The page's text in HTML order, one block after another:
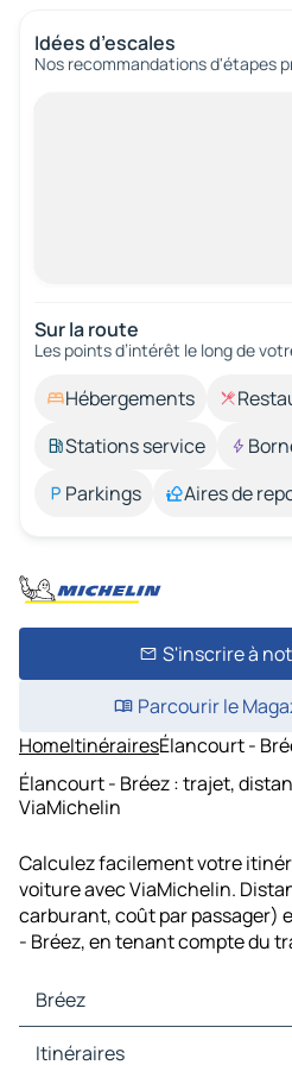
Idées d’escales
Nos recommandations d'étapes
Sur la route
Les points d’intérêt le long de
Hébergements
Stations service
Parkings
Aires de
S'inscrire à
Parcourir le
HomeItinérairesÉlancourt -
Élancourt - Bréez : trajet,
ViaMichelin
Calculez facilement votre
voiture avec ViaMichelin.
carburant, coût par passager)
- Bréez, en tenant compte du
Bréez
Bréez Cartes et plans
Itinéraires